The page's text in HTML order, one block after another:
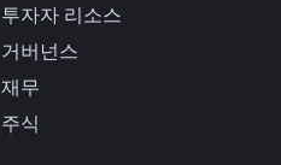
투자자 리소스
거버넌스
재무
주식